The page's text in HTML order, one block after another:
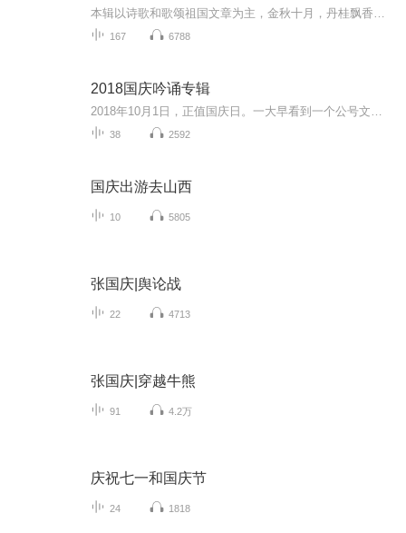
167 6788
2018国庆吟诵专辑
38 2592
国庆出游去山西
10 5805
张国庆|舆论战
22 4713
张国庆|穿越牛熊
91 4.2万
庆祝七一和国庆节
24 1818